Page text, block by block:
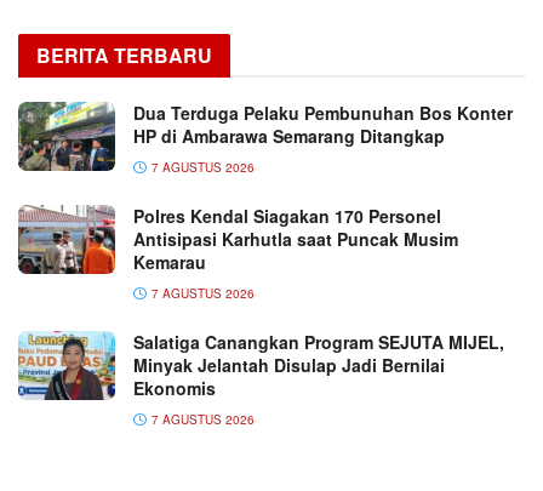
BERITA TERBARU
Dua Terduga Pelaku Pembunuhan Bos Konter
HP di Ambarawa Semarang Ditangkap
7 AGUSTUS 2026
Polres Kendal Siagakan 170 Personel
Antisipasi Karhutla saat Puncak Musim
Kemarau
7 AGUSTUS 2026
Salatiga Canangkan Program SEJUTA MIJEL,
Minyak Jelantah Disulap Jadi Bernilai
Ekonomis
7 AGUSTUS 2026